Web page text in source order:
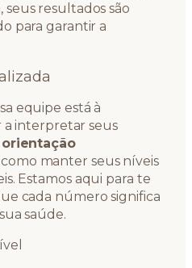
resultados são
para garantir a
equipe está à
a interpretar seus
orientação
manter seus níveis
Estamos aqui para te
cada número significa
saúde.